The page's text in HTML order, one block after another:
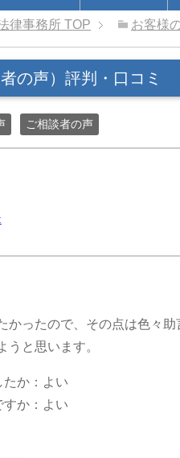
律事務所 TOP お客様
の声）評判・口コミ
ご相談者の声
かったので、その点は色々
うと思います。
か：よい
か：よい